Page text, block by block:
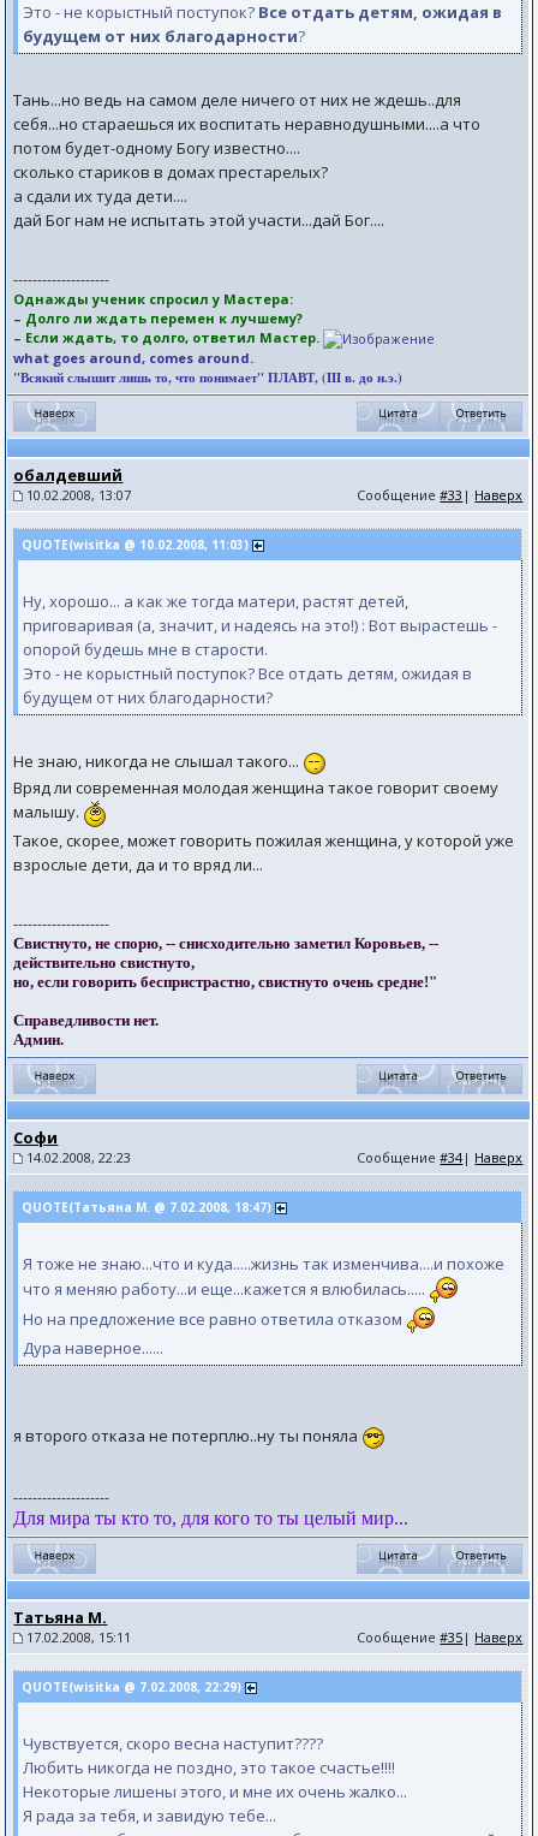
Это - не корыстный поступок? Все отдать детям, ожидая в
будущем от них благодарности?
Тань...но ведь на самом деле ничего от них не ждешь..для
себя...но стараешься их воспитать неравнодушными....а что
потом будет-одному Богу известно....
сколько стариков в домах престарелых?
а сдали их туда дети....
дай Бог нам не испытать этой участи...дай Бог....
--------------------
Однажды ученик спросил у Мастера:
– Долго ли ждать перемен к лучшему?
– Если ждать, то долго, ответил Мастер.
what goes around, comes around.
"Всякий слышит лишь то, что понимает" ПЛАВТ, (III в. до н.э.)
обалдевший
10.02.2008, 13:07 Сообщение#33 | Наверх
QUOTE(wisitka @ 10.02.2008, 11:03)
Ну, хорошо... а как же тогда матери, растят детей,
приговаривая (а, значит, и надеясь на это!) : Вот вырастешь -
опорой будешь мне в старости.
Это - не корыстный поступок? Все отдать детям, ожидая в
будущем от них благодарности?
Не знаю, никогда не слышал такого...
Вряд ли современная молодая женщина такое говорит своему
малышу.
Такое, скорее, может говорить пожилая женщина, у которой уже
взрослые дети, да и то вряд ли...
--------------------
Свистнуто, не спорю, -- снисходительно заметил Коровьев, --
действительно свистнуто,
но, если говорить беспристрастно, свистнуто очень средне!"
Справедливости нет.
Админ.
Софи
14.02.2008, 22:23 Сообщение#34| Наверх
QUOTE(Татьяна М. @ 7.02.2008, 18:47)
Я тоже не знаю...что и куда.....жизнь так изменчива....и похоже
что я меняю работу...и еще...кажется я влюбилась.....
Но на предложение все равно ответила отказом
Дура наверное......
я второго отказа не потерплю..ну ты поняла
--------------------
Для мира ты кто то, для кого то ты целый мир...
Татьяна М.
17.02.2008, 15:11 Сообщение#35 | Наверх
QUOTE(wisitka @ 7.02.2008, 22:29)
Чувствуется, скоро весна наступит????
Любить никогда не поздно, это такое счастье!!!!
Некоторые лишены этого, и мне их очень жалко...
Я рада за тебя, и завидую тебе...